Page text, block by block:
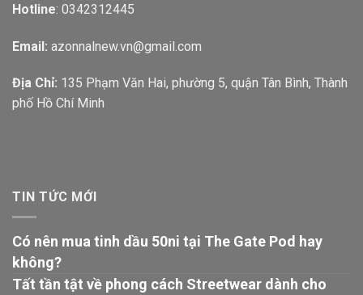
Hotline: 0342312445
Email: azonnalnew.vn@gmail.com
Địa Chỉ: 135 Phạm Văn Hai, phường 5, quận Tân Bình, Thành
phố Hồ Chí Minh
TIN TỨC MỚI
Có nên mua tinh dầu 50ni tại The Gate Pod hay
không?
Tất tần tật về phong cách Streetwear dành cho